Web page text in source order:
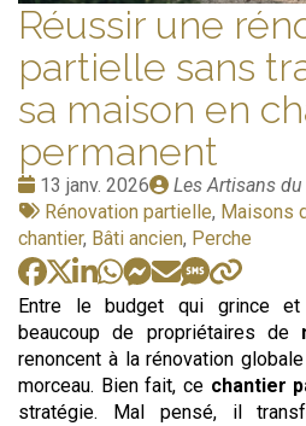
Réussir une
partielle sans
sa maison en
permanent
Date
:
13 janv. 2026
Publié
par
Les Artisans
Tags
:
Rénovation partielle, Maisons
chantier, Bâti ancien, Perche
Entre le budget qui grince
beaucoup de propriétaires de
renoncent à la rénovation
morceau. Bien fait, ce chantier
stratégie. Mal pensé, il